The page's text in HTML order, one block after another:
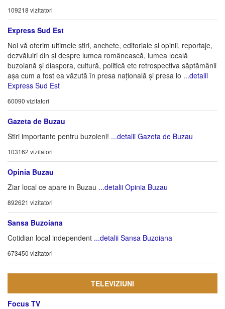
109218 vizitatori
Express Sud Est
Noi vă oferim ultimele știri, anchete, editoriale și opinii, reportaje,
dezvăluiri din și despre lumea românească, lumea locală
buzoiană și diaspora, cultură, politică etc retrospectiva săptămânii
așa cum a fost ea văzută în presa națională și presa lo ...detalii
Express Sud Est
60090 vizitatori
Gazeta de Buzau
Stiri importante pentru buzoieni! ...detalii Gazeta de Buzau
103162 vizitatori
Opinia Buzau
Ziar local ce apare in Buzau ...detalii Opinia Buzau
892621 vizitatori
Sansa Buzoiana
Cotidian local independent ...detalii Sansa Buzoiana
673450 vizitatori
TELEVIZIUNI
Focus TV